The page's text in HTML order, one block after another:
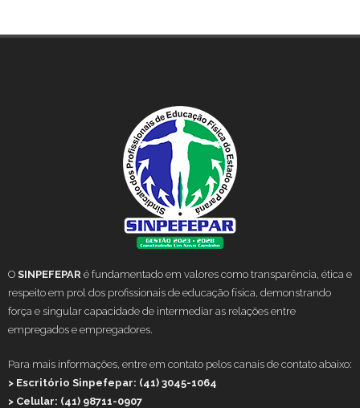
O SINPEFEPAR é fundamentado em valores como transparência, ética e
respeito em prol dos profissionais de educação física, demonstrando
força e singular capacidade de intermediar as relações entre
empregados e empregadores.
Para mais informações, entre em contato pelos canais de contato abaixo:
> Escritório Sinpefepar: (41) 3045-1064
> Celular: (41) 98711-0907